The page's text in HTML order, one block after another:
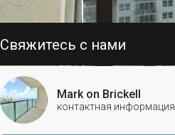
Свяжитесь с нами
Mark on Brickell
контактная информация